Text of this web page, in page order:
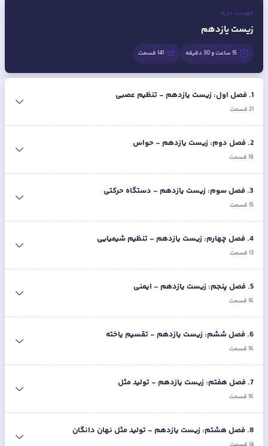
فهرست دوره
زیست یازدهم
15 ساعت و 30 دقیقه 141قسمت
1
. فصل اول: زیست یازدهم - تنظیم عصبی
21قسمت
2
. فصل دوم: زیست یازدهم - حواس
18قسمت
3
. فصل سوم: زیست یازدهم - دستگاه حرکتی
15قسمت
4
. فصل چهارم: زیست یازدهم - تنظیم شیمیایی
13قسمت
5
. فصل پنجم: زیست یازدهم - ایمنی
16قسمت
6
. فصل ششم: زیست یازدهم - تقسیم یاخته
16قسمت
7
. فصل هفتم: زیست یازدهم - تولید مثل
16قسمت
8
. فصل هشتم: زیست یازدهم - تولید مثل نهان دانگان